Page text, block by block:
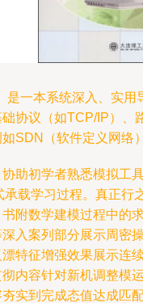
是一本系统深入、实
协议（如TCP/IP）
SDN（软件定义网络
助初学者熟悉模拟
学习过程。真正行
附数学建模过程中
入案列部分展示周
特征增强效果展示
内容针对新机调整
实到完成态值达成